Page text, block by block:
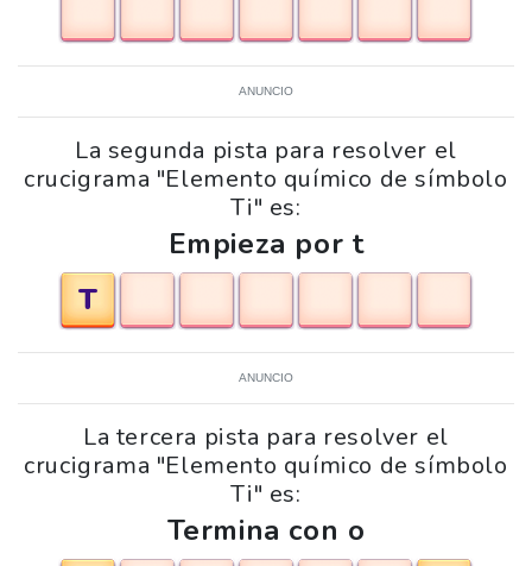
ANUNCIO
La segunda pista para resolver el
crucigrama "Elemento químico de símbolo
Ti" es:
Empieza por t
T
ANUNCIO
La tercera pista para resolver el
crucigrama "Elemento químico de símbolo
Ti" es:
Termina con o